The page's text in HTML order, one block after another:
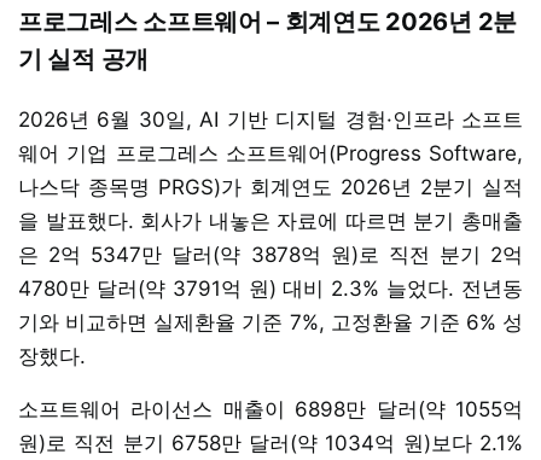
프로그레스 소프트웨어 – 회계연도 2026년 2분
기 실적 공개
2026년 6월 30일, AI 기반 디지털 경험·인프라 소프트
웨어 기업 프로그레스 소프트웨어(Progress Software,
나스닥 종목명 PRGS)가 회계연도 2026년 2분기 실적
을 발표했다. 회사가 내놓은 자료에 따르면 분기 총매출
은 2억 5347만 달러(약 3878억 원)로 직전 분기 2억
4780만 달러(약 3791억 원) 대비 2.3% 늘었다. 전년동
기와 비교하면 실제환율 기준 7%, 고정환율 기준 6% 성
장했다.
소프트웨어 라이선스 매출이 6898만 달러(약 1055억
원)로 직전 분기 6758만 달러(약 1034억 원)보다 2.1%